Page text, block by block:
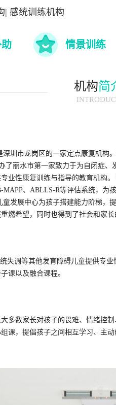
| 感统训练机构
情景训练
机构简
圳市龙岗区的一家定点康复机
了丽水市第一家致力于为自闭症
业性康复训练与指导的教育机构
、ABLLS-R等评估系统，为
发展中心为孩子搭建能力阶梯
燃希望，同时也得到了社会和家长
失调等其他发育障碍儿童提供专
课以及融合课程。
多数家长对孩子的畏难、情绪控
课，提倡孩子之间相互学习、主